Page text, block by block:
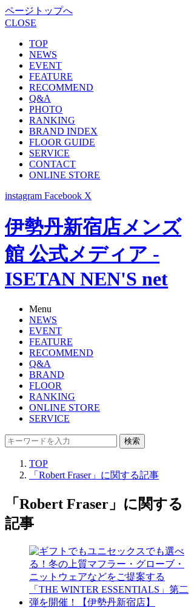
ページトップへ
CLOSE
TOP
NEWS
EVENT
FEATURE
RECOMMEND
Q&A
PHOTO
RANKING
BRAND INDEX
FLOOR GUIDE
SERVICE
CONTACT
ONLINE STORE
instagram Facebook X
伊勢丹新宿店メンズ
館 公式メディア -
ISETAN NEN'S net
Menu
NEWS
EVENT
FEATURE
RECOMMEND
Q&A
BRAND
FLOOR
RANKING
ONLINE STORE
SERVICE
検索
TOP
「Robert Fraser」に関する記事
「Robert Fraser」に関する
記事